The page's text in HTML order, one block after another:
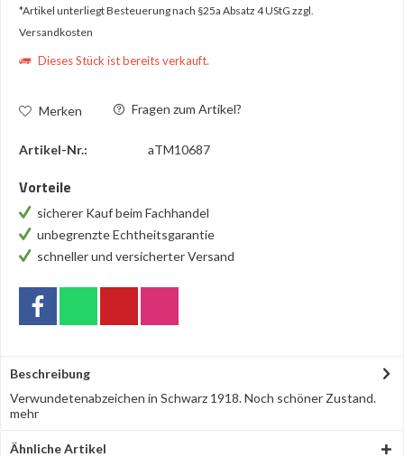
*Artikel unterliegt Besteuerung nach §25a Absatz 4 UStG zzgl.
Versandkosten
Dieses Stück ist bereits verkauft.
Merken Fragen zum Artikel?
Artikel-Nr.: aTM10687
Vorteile
sicherer Kauf beim Fachhandel
unbegrenzte Echtheitsgarantie
schneller und versicherter Versand
Beschreibung
Verwundetenabzeichen in Schwarz 1918. Noch schöner Zustand.
mehr
Ähnliche Artikel